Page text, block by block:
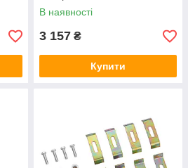
В наявності
3 157 ₴
Купити